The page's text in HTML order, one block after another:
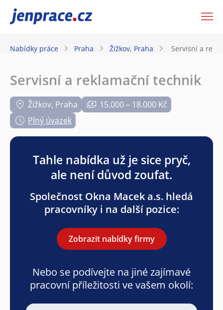
JenPráce.cz
Nabídky práce Praha Žižkov, Praha Servisní a
Servisní a reklamační technik
Žižkov, Praha
15.000 – 18.000 Kč
Plný úvazek
Tahle nabídka už je sice pryč,
ale není důvod zoufat.
Společnost Okna Macek a.s. hledá
pracovníky i na další pozice:
Zobrazit nabídky firmy
Nebo se podívejte na jiné zajímavé
pracovní příležitosti ve vašem okolí: